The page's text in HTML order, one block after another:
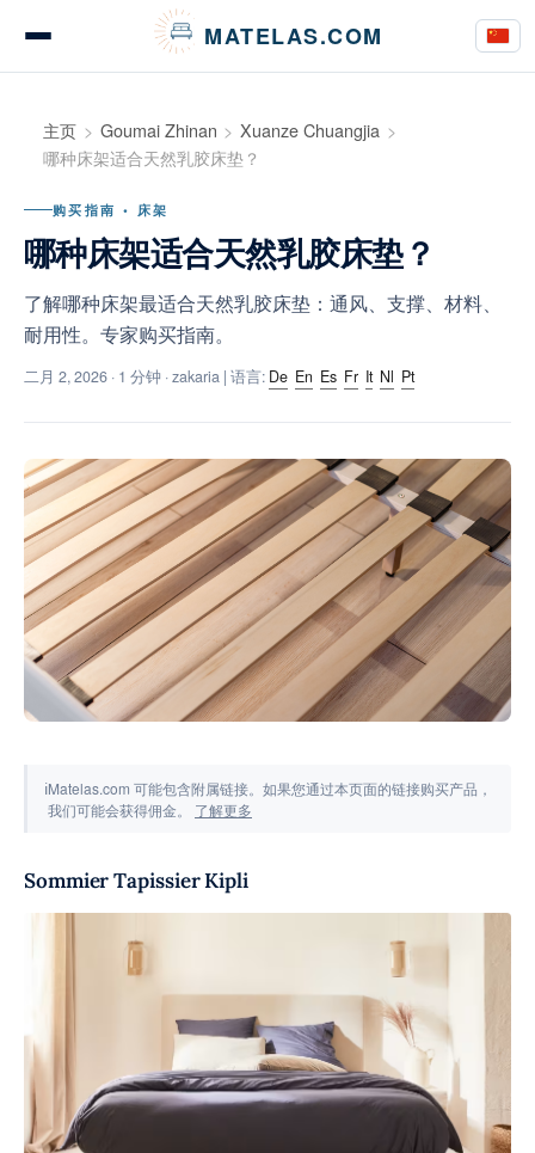
MATELAS.COM
床垫测评与意见
床上用品测评
购买指南
工具与模拟器
主页 Goumai Zhinan
Xuanze Chuangjia
哪种床架适合天然乳胶床垫？
购买指南 • 床架
哪种床架适合天然乳胶床垫？
了解哪种床架最适合天然乳胶床垫：通风、支撑、材料、
耐用性。专家购买指南。
二月 2, 2026 · 1 分钟 · zakaria | 语言: De En Es Fr It Nl Pt
ℹMatelas.com 可能包含附属链接。如果您通过本页面的链接购买产品，
我们可能会获得佣金。 了解更多
Sommier Tapissier Kipli